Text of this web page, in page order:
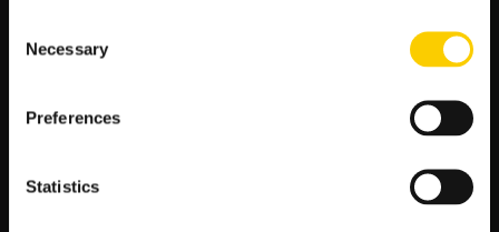
Selection
Necessary
Preferences
Statistics
kurs 1.80 – szansa na zwrot
przy remisie.
Wsparcie analityczne:
kursy główne i poboczne